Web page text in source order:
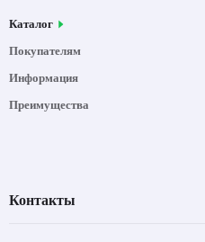
Каталог
Покупателям
Информация
Преимущества
Контакты